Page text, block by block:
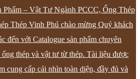
Phẩm – Vật Tư Ngành PCCC, Ống Thép
Thép Vinh Phú chào mừng Quý khách
đến với Catalogue sản phẩm chuyên
thép và vật tư từ thép. Tài liệu được
cung cấp cái nhìn toàn diện, đầy đủ và